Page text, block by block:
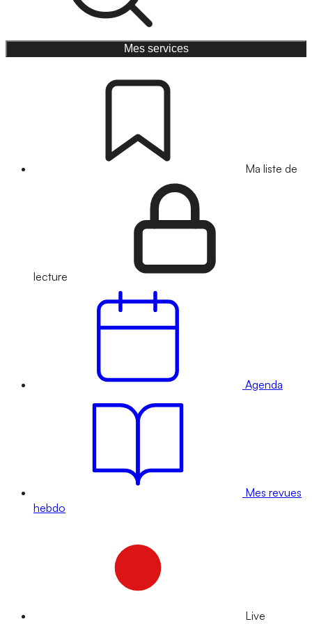
Mes services
Ma liste de
lecture
Agenda
Mes revues
hebdo
Live